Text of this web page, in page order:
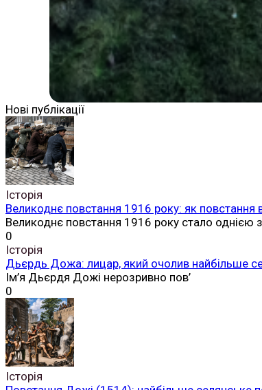
Нові публікації
Історія
Великоднє повстання 1916 року: як повстання
Великоднє повстання 1916 року стало однією
0
Історія
Дьєрдь Дожа: лицар, який очолив найбільше
Ім’я Дьєрдя Дожі нерозривно пов’
0
Історія